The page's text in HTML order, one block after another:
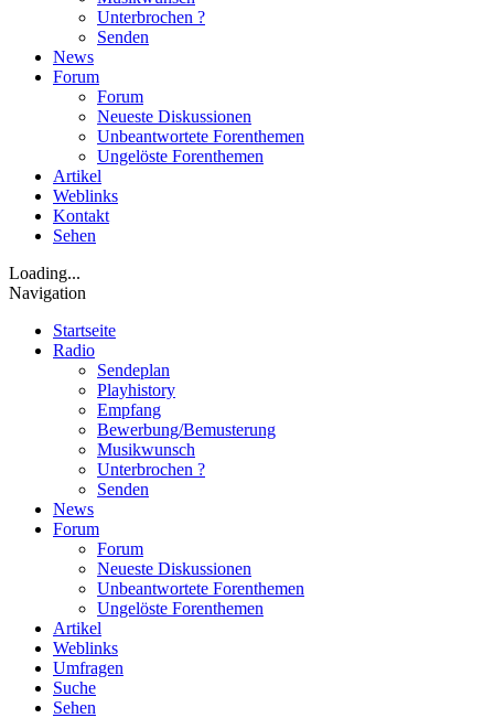
Unterbrochen ?
Senden
News
Forum
Forum
Neueste Diskussionen
Unbeantwortete Forenthemen
Ungelöste Forenthemen
Artikel
Weblinks
Kontakt
Sehen
Loading...
Navigation
Startseite
Radio
Sendeplan
Playhistory
Empfang
Bewerbung/Bemusterung
Musikwunsch
Unterbrochen ?
Senden
News
Forum
Forum
Neueste Diskussionen
Unbeantwortete Forenthemen
Ungelöste Forenthemen
Artikel
Weblinks
Umfragen
Suche
Sehen